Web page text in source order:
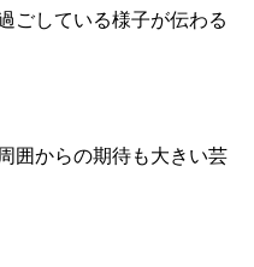
ごしている様子が伝わる
囲からの期待も大きい芸